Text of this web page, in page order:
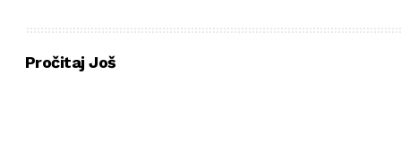
Pročitaj Još